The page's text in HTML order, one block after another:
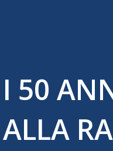
I 50
ALLA